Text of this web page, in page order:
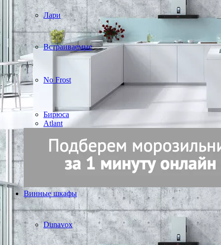
Лари
Встраиваемые
No Frost
Бирюса
Atlant
Винные шкафы
Dunavox